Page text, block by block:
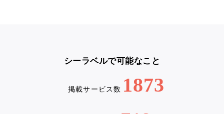
シーラベルで可能なこと
掲載サービス数 1873